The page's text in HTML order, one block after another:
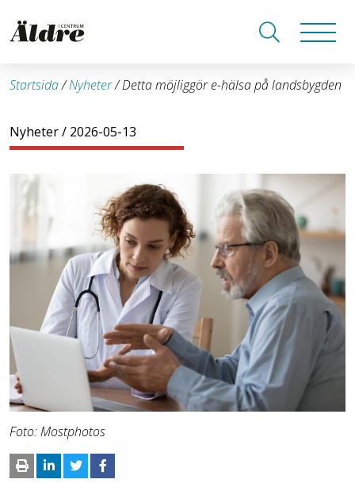
Startsida/Nyheter/Detta möjliggör e-hälsa på landsbygden
Nyheter/ 2026-05-13
Foto: Mostphotos